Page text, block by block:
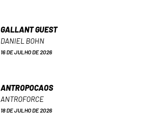
GALLANT GUEST
DANIEL BOHN
16 DE JULHO DE 2026
ANTROPOCAOS
ANTROFORCE
18 DE JULHO DE 2026